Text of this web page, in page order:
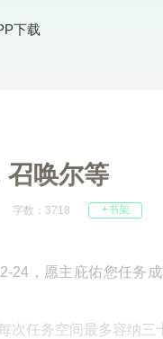
下载
召唤尔等
字数：3718 +书架
24，愿主庇佑您任务
次任务空间最多容纳三